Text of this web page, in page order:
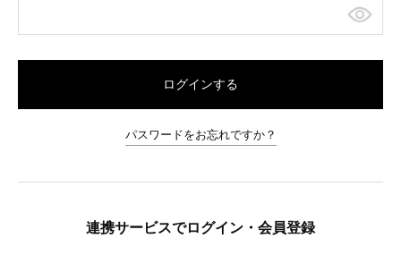
ログインする
パスワードをお忘れですか？
連携サービスでログイン・会員登録